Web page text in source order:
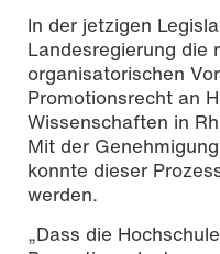
In der jetzigen
Landesregierung die
organisatorischen
Promotionsrecht an
Wissenschaften in
Mit der
konnte dieser
werden.
„Dass die